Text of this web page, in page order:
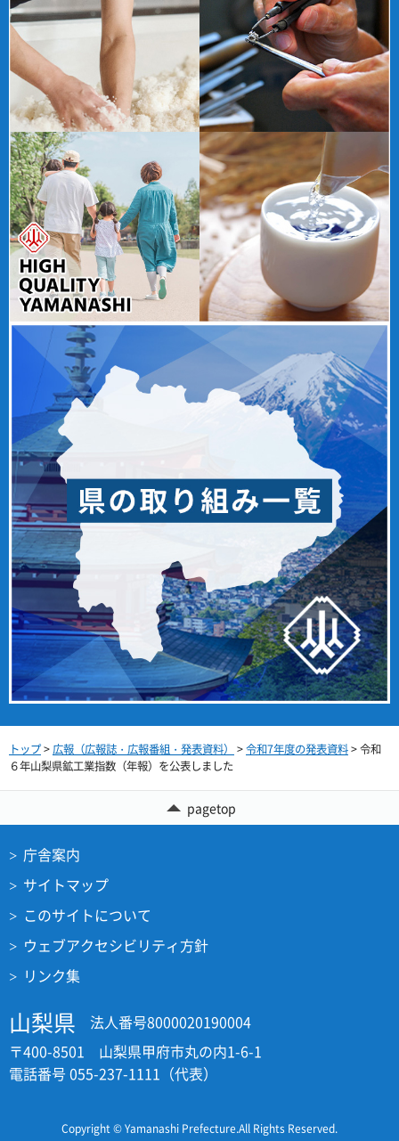
トップ>広報（広報誌・広報番組・発表資料） >令和7年度の発表資料> 令和
６年山梨県鉱工業指数（年報）を公表しました
pagetop
庁舎案内
サイトマップ
このサイトについて
ウェブアクセシビリティ方針
リンク集
山梨県
法人番号8000020190004
〒400-8501 山梨県甲府市丸の内1-6-1
電話番号 055-237-1111（代表）
Copyright © Yamanashi Prefecture.All Rights Reserved.